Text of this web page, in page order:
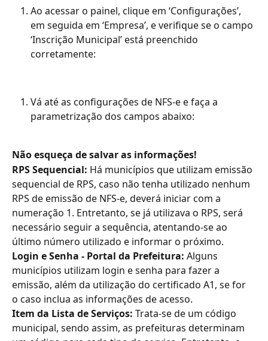
Ao acessar o painel, clique em ‘Configurações’,
em seguida em ‘Empresa’, e verifique se o campo
‘Inscrição Municipal’ está preenchido
corretamente:
Vá até as configurações de NFS-e e faça a
parametrização dos campos abaixo:
Não esqueça de salvar as informações!
RPS Sequencial: Há municípios que utilizam emissão
sequencial de RPS, caso não tenha utilizado nenhum
RPS de emissão de NFS-e, deverá iniciar com a
numeração 1. Entretanto, se já utilizava o RPS, será
necessário seguir a sequência, atentando-se ao
último número utilizado e informar o próximo.
Login e Senha - Portal da Prefeitura: Alguns
municípios utilizam login e senha para fazer a
emissão, além da utilização do certificado A1, se for
o caso inclua as informações de acesso.
Item da Lista de Serviços: Trata-se de um código
municipal, sendo assim, as prefeituras determinam